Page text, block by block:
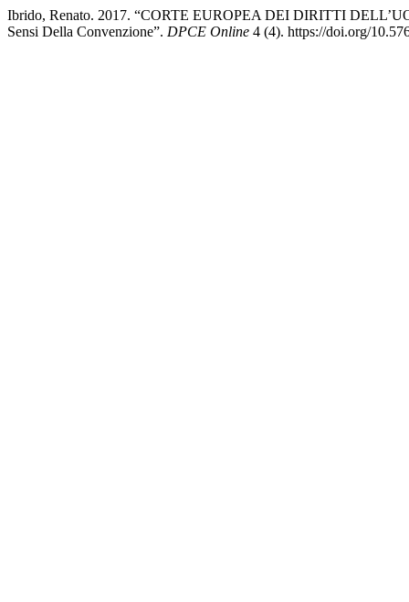
Ibrido, Renato. 2017. “CORTE EUROPEA DEI DIRITTI
Sensi Della Convenzione”. DPCE Online 4 (4). https://doi.org/